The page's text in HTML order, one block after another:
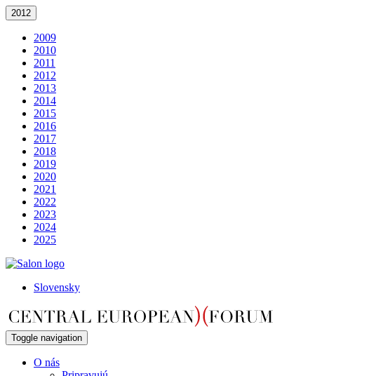
2012
2009
2010
2011
2012
2013
2014
2015
2016
2017
2018
2019
2020
2021
2022
2023
2024
2025
Slovensky
Toggle navigation
O nás